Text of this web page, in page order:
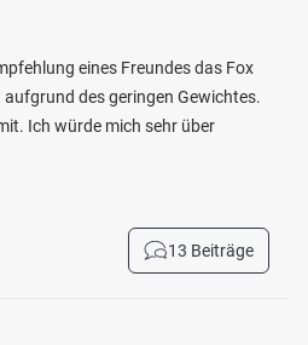
eines Freundes das Fox
des geringen Gewichtes.
Ich würde mich sehr über
13 Beiträge